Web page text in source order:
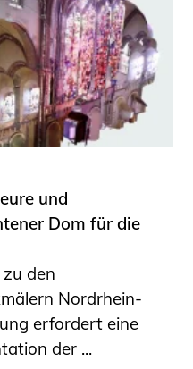
und
Dom für die
den
Nordrhein-
erfordert eine
der ...